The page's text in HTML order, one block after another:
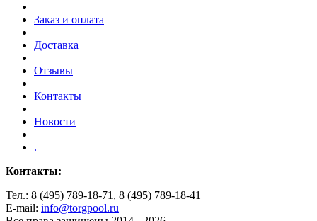
|
Заказ и оплата
|
Доставка
|
Отзывы
|
Контакты
|
Новости
|
.
Контакты:
Тел.: 8 (495) 789-18-71, 8 (495) 789-18-41
E-mail: info@torgpool.ru